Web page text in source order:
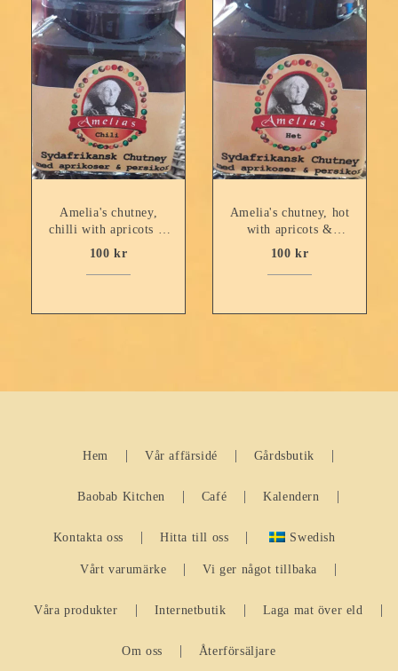
Amelia's chutney,
chilli with apricots &
peaches – 260ml
100kr
Amelia's chutney, hot
with apricots &
peaches – 260ml
100kr
Hem Vår affärsidé Gårdsbutik
Baobab Kitchen Café Kalendern
Kontakta oss Hitta till oss Swedish
Vårt varumärke Vi ger något tillbaka
Våra produkter Internetbutik Laga mat över eld
Om oss Återförsäljare